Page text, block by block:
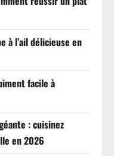
à l’ail délicieuse en
facile à
: cuisinez
en 2026